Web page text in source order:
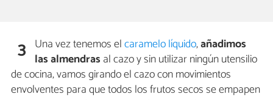
3 Una vez tenemos elcaramelo líquido,añadimos
las almendras al cazo y sin utilizar ningún utensilio
de cocina, vamos girando el cazo con movimientos
envolventes para que todos los frutos secos se empapen